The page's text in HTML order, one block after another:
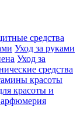
средства
Уход за руками
Уход за
средства
красоты
красоты и